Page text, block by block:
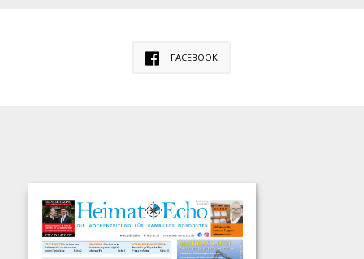
FACEBOOK